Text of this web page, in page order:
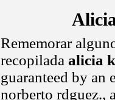
Rememorar
recopilada alicia
guaranteed by an
norberto rdguez.,